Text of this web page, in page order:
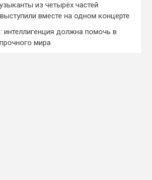
из четырёх частей
вместе на одном концерте
интеллигенция должна помочь в
мира